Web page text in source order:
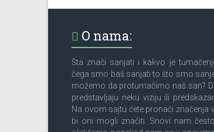
O nama:
Šta znači sanjati i kakvo je
čega smo baš sanjati to što smo
možemo da protumačimo naš san?
predstavljaju neku viziju ili
Na ovom sajtu ćete pronaći značenja
bi oni mogli značiti. Snovi nam